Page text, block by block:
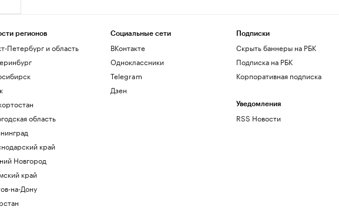
регионов
Петербург и область
область
край
Новгород
край
на-Дону
Социальные сети
ВКонтакте
Одноклассники
Telegram
Дзен
Подписки
Скрыть баннеры на РБК
Подписка на РБК
Корпоративная подписка
Уведомления
RSS Новости